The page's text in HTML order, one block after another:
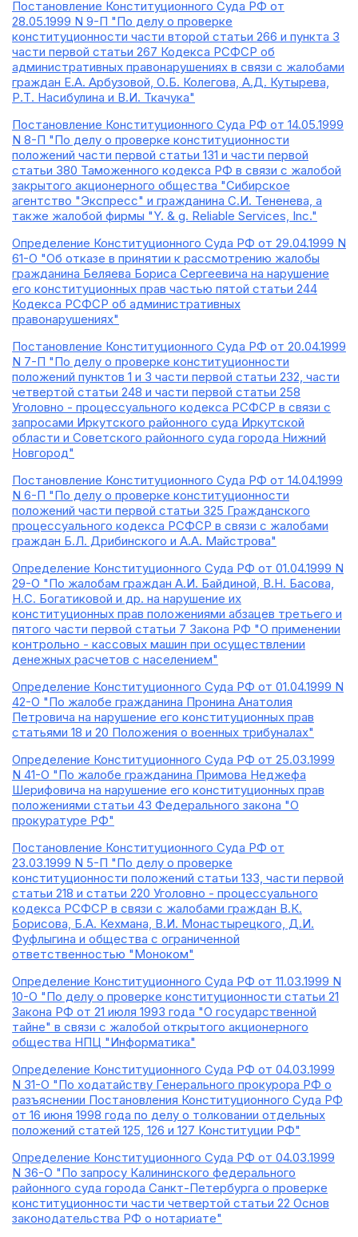
Постановление Конституционного Суда РФ от
28.05.1999 N 9-П "По делу о проверке
конституционности части второй статьи 266 и пункта 3
части первой статьи 267 Кодекса РСФСР об
административных правонарушениях в связи с жалобами
граждан Е.А. Арбузовой, О.Б. Колегова, А.Д. Кутырева,
Р.Т. Насибулина и В.И. Ткачука"
Постановление Конституционного Суда РФ от 14.05.1999
N 8-П "По делу о проверке конституционности
положений части первой статьи 131 и части первой
статьи 380 Таможенного кодекса РФ в связи с жалобой
закрытого акционерного общества "Сибирское
агентство "Экспресс" и гражданина С.И. Тененева, а
также жалобой фирмы "Y. & g. Reliable Services, Inc."
Определение Конституционного Суда РФ от 29.04.1999 N
61-О "Об отказе в принятии к рассмотрению жалобы
гражданина Беляева Бориса Сергеевича на нарушение
его конституционных прав частью пятой статьи 244
Кодекса РСФСР об административных
правонарушениях"
Постановление Конституционного Суда РФ от 20.04.1999
N 7-П "По делу о проверке конституционности
положений пунктов 1 и 3 части первой статьи 232, части
четвертой статьи 248 и части первой статьи 258
Уголовно - процессуального кодекса РСФСР в связи с
запросами Иркутского районного суда Иркутской
области и Советского районного суда города Нижний
Новгород"
Постановление Конституционного Суда РФ от 14.04.1999
N 6-П "По делу о проверке конституционности
положений части первой статьи 325 Гражданского
процессуального кодекса РСФСР в связи с жалобами
граждан Б.Л. Дрибинского и А.А. Майстрова"
Определение Конституционного Суда РФ от 01.04.1999 N
29-О "По жалобам граждан А.И. Байдиной, В.Н. Басова,
Н.С. Богатиковой и др. на нарушение их
конституционных прав положениями абзацев третьего и
пятого части первой статьи 7 Закона РФ "О применении
контрольно - кассовых машин при осуществлении
денежных расчетов с населением"
Определение Конституционного Суда РФ от 01.04.1999 N
42-О "По жалобе гражданина Пронина Анатолия
Петровича на нарушение его конституционных прав
статьями 18 и 20 Положения о военных трибуналах"
Определение Конституционного Суда РФ от 25.03.1999
N 41-О "По жалобе гражданина Примова Неджефа
Шерифовича на нарушение его конституционных прав
положениями статьи 43 Федерального закона "О
прокуратуре РФ"
Постановление Конституционного Суда РФ от
23.03.1999 N 5-П "По делу о проверке
конституционности положений статьи 133, части первой
статьи 218 и статьи 220 Уголовно - процессуального
кодекса РСФСР в связи с жалобами граждан В.К.
Борисова, Б.А. Кехмана, В.И. Монастырецкого, Д.И.
Фуфлыгина и общества с ограниченной
ответственностью "Моноком"
Определение Конституционного Суда РФ от 11.03.1999 N
10-О "По делу о проверке конституционности статьи 21
Закона РФ от 21 июля 1993 года "О государственной
тайне" в связи с жалобой открытого акционерного
общества НПЦ "Информатика"
Определение Конституционного Суда РФ от 04.03.1999
N 31-О "По ходатайству Генерального прокурора РФ о
разъяснении Постановления Конституционного Суда РФ
от 16 июня 1998 года по делу о толковании отдельных
положений статей 125, 126 и 127 Конституции РФ"
Определение Конституционного Суда РФ от 04.03.1999
N 36-О "По запросу Калининского федерального
районного суда города Санкт-Петербурга о проверке
конституционности части четвертой статьи 22 Основ
законодательства РФ о нотариате"